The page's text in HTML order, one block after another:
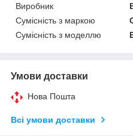
Виробник
Сумісність з маркою
Сумісність з моделлю
Умови доставки
Нова Пошта
Всі умови доставки